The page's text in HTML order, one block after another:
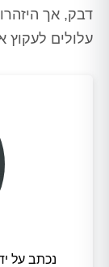
דבק, אך
עלולים
נכתב על